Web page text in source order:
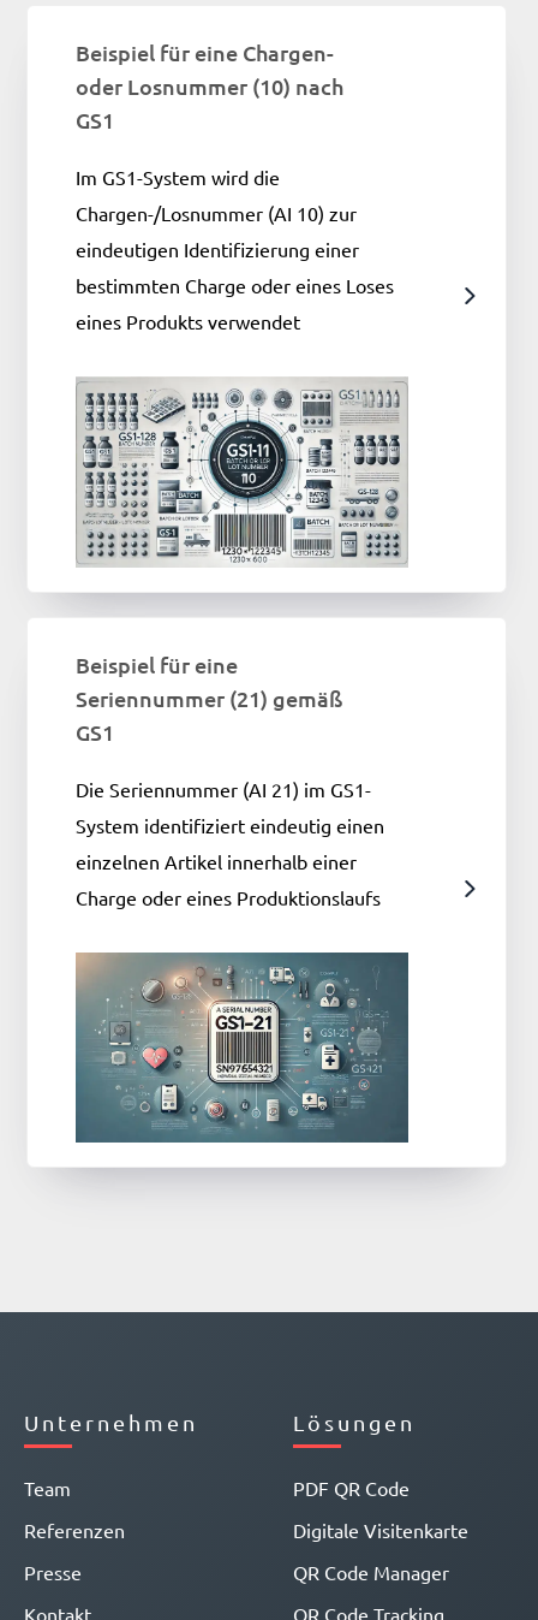
Beispiel für eine Chargen-
oder Losnummer (10) nach
GS1
Im GS1-System wird die
Chargen-/Losnummer (AI 10) zur
eindeutigen Identifizierung einer
bestimmten Charge oder eines Loses
eines Produkts verwendet
Beispiel für eine
Seriennummer (21) gemäß
GS1
Die Seriennummer (AI 21) im GS1-
System identifiziert eindeutig einen
einzelnen Artikel innerhalb einer
Charge oder eines Produktionslaufs
Unternehmen
Team
Referenzen
Presse
Kontakt
Lösungen
PDF QR Code
Digitale Visitenkarte
QR Code Manager
QR Code Tracking